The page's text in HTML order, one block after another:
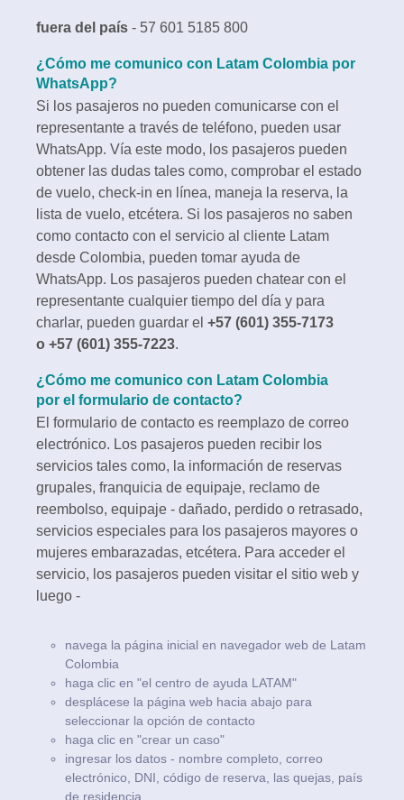
fuera del país - 57 601 5185 800
¿Cómo me comunico con Latam Colombia por
WhatsApp?
Si los pasajeros no pueden comunicarse con el
representante a través de teléfono, pueden usar
WhatsApp. Vía este modo, los pasajeros pueden
obtener las dudas tales como, comprobar el estado
de vuelo, check-in en línea, maneja la reserva, la
lista de vuelo, etcétera. Si los pasajeros no saben
como contacto con el servicio al cliente Latam
desde Colombia, pueden tomar ayuda de
WhatsApp. Los pasajeros pueden chatear con el
representante cualquier tiempo del día y para
charlar, pueden guardar el +57 (601) 355-7173
o +57 (601) 355-7223.
¿Cómo me comunico con Latam Colombia
por el formulario de contacto?
El formulario de contacto es reemplazo de correo
electrónico. Los pasajeros pueden recibir los
servicios tales como, la información de reservas
grupales, franquicia de equipaje, reclamo de
reembolso, equipaje - dañado, perdido o retrasado,
servicios especiales para los pasajeros mayores o
mujeres embarazadas, etcétera. Para acceder el
servicio, los pasajeros pueden visitar el sitio web y
luego -
navega la página inicial en navegador web de Latam
Colombia
haga clic en "el centro de ayuda LATAM"
desplácese la página web hacia abajo para
seleccionar la opción de contacto
haga clic en "crear un caso"
ingresar los datos - nombre completo, correo
electrónico, DNI, código de reserva, las quejas, país
de residencia